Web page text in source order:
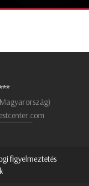
)
figyelmeztetés